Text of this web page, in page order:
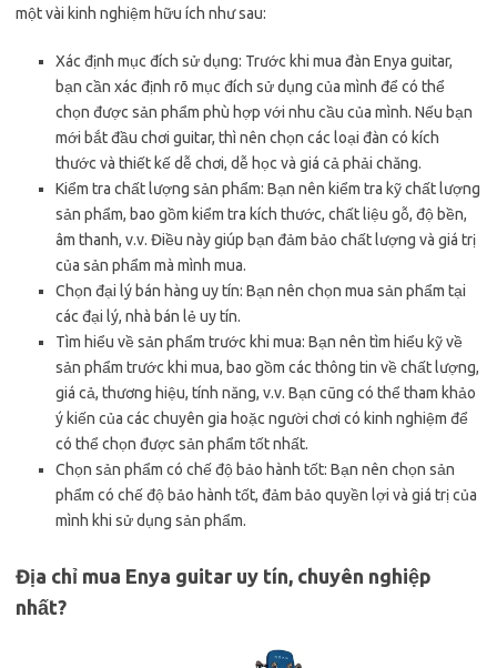
một vài kinh nghiệm hữu ích như sau:
Xác định mục đích sử dụng: Trước khi mua đàn Enya guitar,
bạn cần xác định rõ mục đích sử dụng của mình để có thể
chọn được sản phẩm phù hợp với nhu cầu của mình. Nếu bạn
mới bắt đầu chơi guitar, thì nên chọn các loại đàn có kích
thước và thiết kế dễ chơi, dễ học và giá cả phải chăng.
Kiểm tra chất lượng sản phẩm: Bạn nên kiểm tra kỹ chất lượng
sản phẩm, bao gồm kiểm tra kích thước, chất liệu gỗ, độ bền,
âm thanh, v.v. Điều này giúp bạn đảm bảo chất lượng và giá trị
của sản phẩm mà mình mua.
Chọn đại lý bán hàng uy tín: Bạn nên chọn mua sản phẩm tại
các đại lý, nhà bán lẻ uy tín.
Tìm hiểu về sản phẩm trước khi mua: Bạn nên tìm hiểu kỹ về
sản phẩm trước khi mua, bao gồm các thông tin về chất lượng,
giá cả, thương hiệu, tính năng, v.v. Bạn cũng có thể tham khảo
ý kiến của các chuyên gia hoặc người chơi có kinh nghiệm để
có thể chọn được sản phẩm tốt nhất.
Chọn sản phẩm có chế độ bảo hành tốt: Bạn nên chọn sản
phẩm có chế độ bảo hành tốt, đảm bảo quyền lợi và giá trị của
mình khi sử dụng sản phẩm.
Địa chỉ mua Enya guitar uy tín, chuyên nghiệp
nhất?